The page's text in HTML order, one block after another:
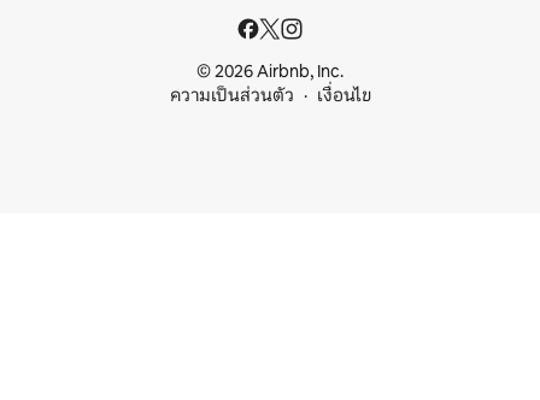
© 2026 Airbnb, Inc.
ความเป็นส่วนตัว
เงื่อนไข